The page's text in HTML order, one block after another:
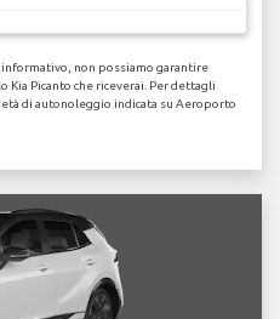
informativo, non possiamo garantire
Picanto che riceverai. Per dettagli
di autonoleggio indicata su Aeroporto